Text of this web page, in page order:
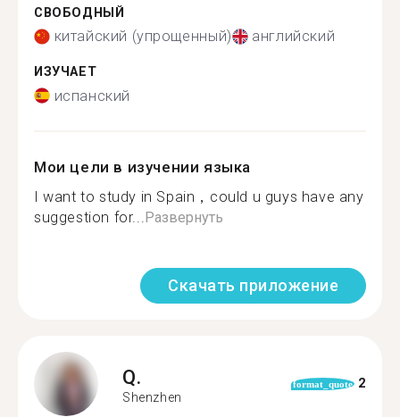
СВОБОДНЫЙ
китайский (упрощенный) английский
ИЗУЧАЕТ
испанский
Мои цели в изучении языка
I want to study in Spain，could u guys have any
suggestion for... Развернуть
Скачать приложение
Q.
Shenzhen
format_quote 2